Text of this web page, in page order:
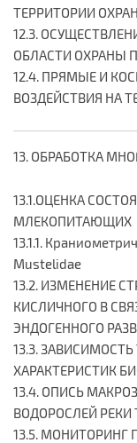
ТЕРРИТОРИИ
12.3.
ОБЛАСТИ ОХРАНЫ
12.4. ПРЯМЫЕ И
ВОЗДЕЙСТВИЯ НА
13. ОБРАБОТКА
13.1.ОЦЕНКА
МЛЕКОПИТАЮЩИХ
13.1.1.
Mustelidae
13.2. ИЗМЕНЕНИЕ
КИСЛИЧНОГО В
ЭНДОГЕННОГО
13.3.
ХАРАКТЕРИСТИК
13.4. ОПИСЬ
ВОДОРОСЛЕЙ РЕКИ
13.5. МОНИТОРИНГ